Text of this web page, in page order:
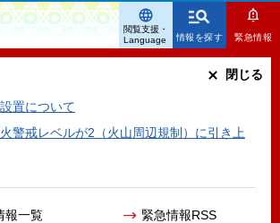
情報を探す 緊急情報
置について
警戒レベルが2（火山周辺規制）に引き上
報一覧 緊急情報RSS
閉じる
閲覧支援・
Language